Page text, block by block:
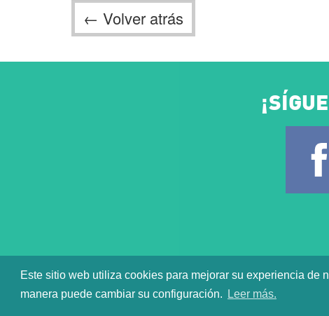
Este sitio web utiliza cookies para mejorar su experiencia de
manera puede cambiar su configuración.
Leer más.
← Volver atrás
CSSF 2026 |Aviso legal